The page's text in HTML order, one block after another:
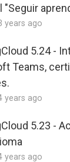
"Seguir
years ago
5.24 -
Teams,
years ago
5.23 -
years ago